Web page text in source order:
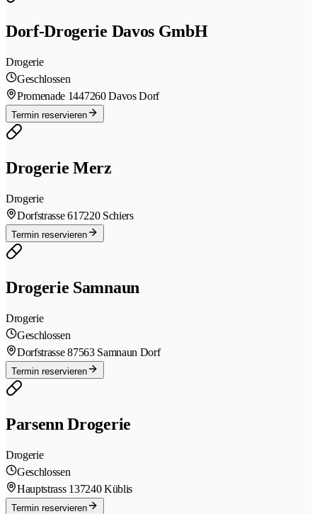
Dorf-Drogerie Davos GmbH
Drogerie
Geschlossen
Promenade 1447260 Davos Dorf
Termin reservieren
Drogerie Merz
Drogerie
Dorfstrasse 61 7220 Schiers
Termin reservieren
Drogerie Samnaun
Drogerie
Geschlossen
Dorfstrasse 87563 Samnaun Dorf
Termin reservieren
Parsenn Drogerie
Drogerie
Geschlossen
Hauptstrass 137240 Küblis
Termin reservieren